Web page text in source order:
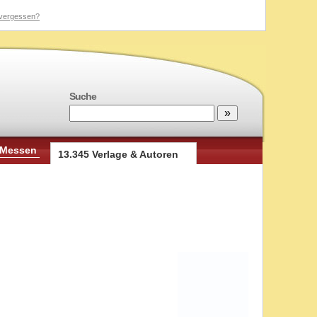
Suche
13.345 Verlage & Autoren